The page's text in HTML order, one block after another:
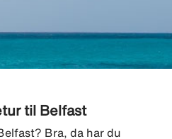
til Belfast
Bra, da har du